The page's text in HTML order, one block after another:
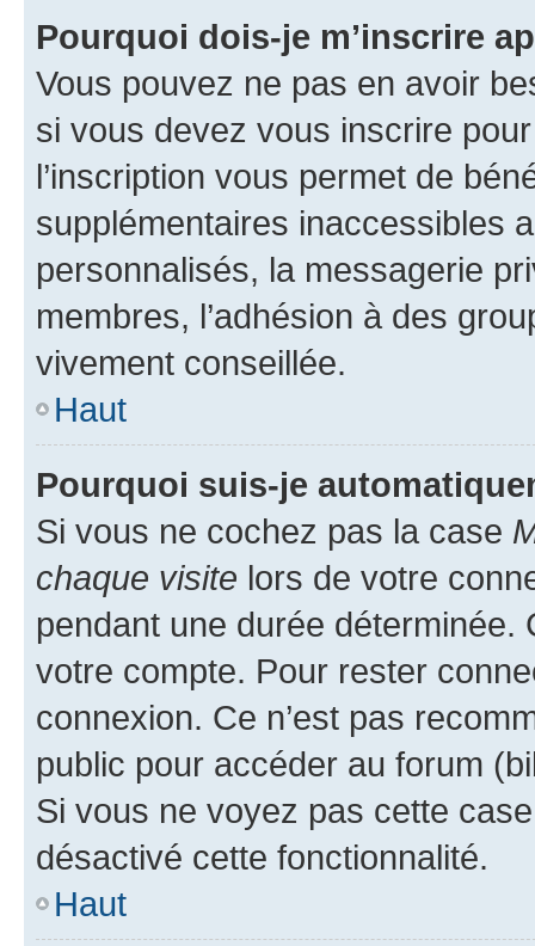
Pourquoi dois-je m’inscrire
Vous pouvez ne pas en avoir
si vous devez vous inscrire
l’inscription vous permet de
supplémentaires inaccessibles
personnalisés, la messagerie
membres, l’adhésion à des
vivement conseillée.
Haut
Pourquoi suis-je
Si vous ne cochez pas la case
chaque visite lors de votre
pendant une durée déterminée.
votre compte. Pour rester
connexion. Ce n’est pas
public pour accéder au forum
Si vous ne voyez pas cette
désactivé cette fonctionnalité.
Haut